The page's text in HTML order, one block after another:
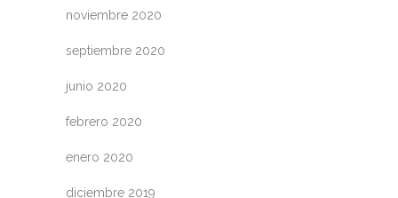
noviembre 2020
septiembre 2020
junio 2020
febrero 2020
enero 2020
diciembre 2019